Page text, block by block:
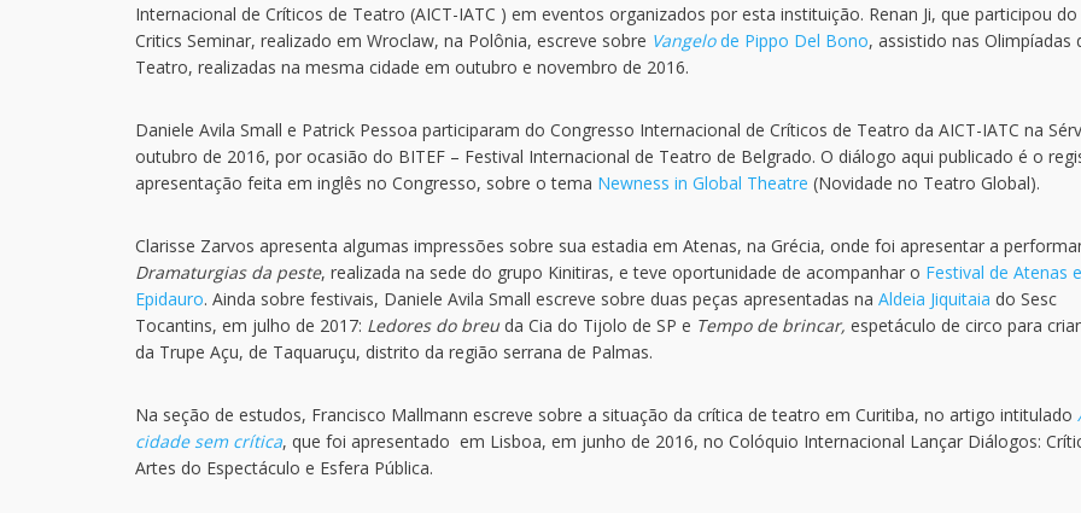
Internacional de Críticos de Teatro (AICT-IATC ) em eventos organizados por esta instituição. Renan Ji, que participou
Critics Seminar, realizado em Wroclaw, na Polônia, escreve sobre Vangelode Pippo Del Bono, assistido nas Olimpíadas
Teatro, realizadas na mesma cidade em outubro e novembro de 2016.
Daniele Avila Small e Patrick Pessoa participaram do Congresso Internacional de Críticos de Teatro da AICT-IATC na
outubro de 2016, por ocasião do BITEF – Festival Internacional de Teatro de Belgrado. O diálogo aqui publicado é o
apresentação feita em inglês no Congresso, sobre o tema Newness in Global Theatre (Novidade no Teatro Global).
Clarisse Zarvos apresenta algumas impressões sobre sua estadia em Atenas, na Grécia, onde foi apresentar a
Dramaturgias da peste, realizada na sede do grupo Kinitiras, e teve oportunidade de acompanhar o Festival de Atenas e
Epidauro. Ainda sobre festivais, Daniele Avila Small escreve sobre duas peças apresentadas na Aldeia Jiquitaia do Sesc
Tocantins, em julho de 2017: Ledores do breu da Cia do Tijolo de SP e Tempo de brincar, espetáculo de circo para
da Trupe Açu, de Taquaruçu, distrito da região serrana de Palmas.
Na seção de estudos, Francisco Mallmann escreve sobre a situação da crítica de teatro em Curitiba, no artigo intitulado
cidade sem crítica, que foi apresentado em Lisboa, em junho de 2016, no Colóquio Internacional Lançar Diálogos:
Artes do Espectáculo e Esfera Pública.